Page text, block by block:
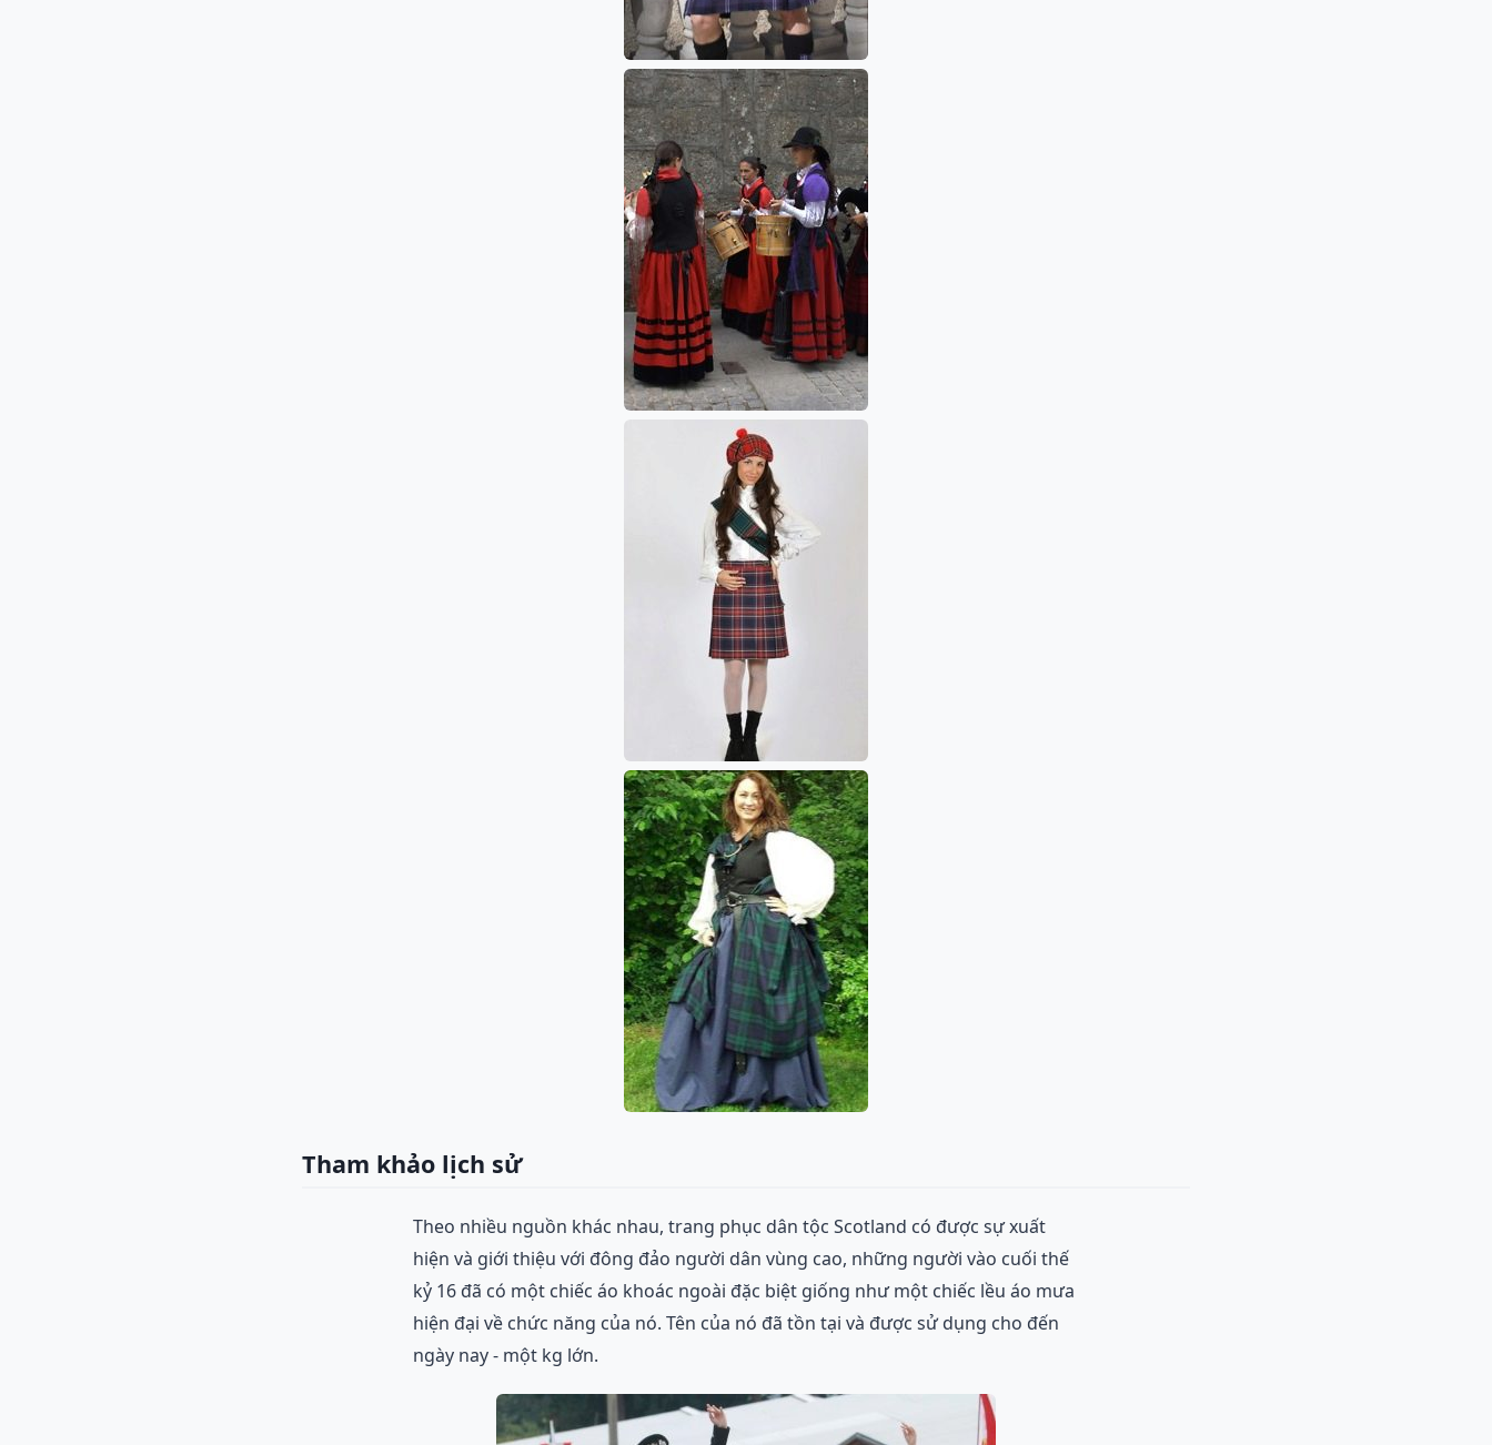
Tham khảo lịch sử
Theo nhiều nguồn khác nhau, trang phục dân tộc Scotland có được sự xuất
hiện và giới thiệu với đông đảo người dân vùng cao, những người vào cuối thế
kỷ 16 đã có một chiếc áo khoác ngoài đặc biệt giống như một chiếc lều áo mưa
hiện đại về chức năng của nó. Tên của nó đã tồn tại và được sử dụng cho đến
ngày nay - một kg lớn.